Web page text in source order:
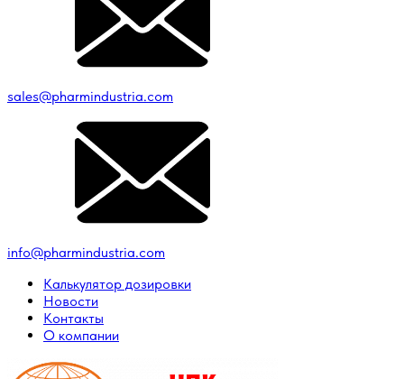
sales@pharmindustria.com
info@pharmindustria.com
Калькулятор дозировки
Новости
Контакты
О компании